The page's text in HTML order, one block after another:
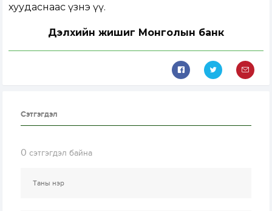
хуудаснаас үзнэ үү.
Дэлхийн жишиг Монголын банк
Сэтгэгдэл
0 сэтгэгдэл байна